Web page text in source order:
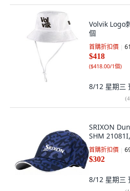
Volvik Logo
個
首購折扣價 61
$418
($418.00/1個)
8/12 星期三
(4
SRIXON
SHM
首購折扣價
$302
8/12 星期三